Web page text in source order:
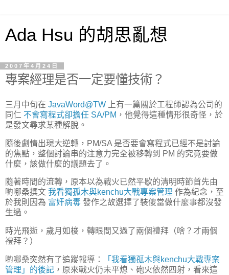
Ada Hsu 的胡思亂想
2007年4月24日
專案經理是否一定要懂技術？
三月中旬在 JavaWord@TW 上有一篇關於工程師認為公司的
同仁 不會寫程式卻擔任 SA/PM ，他覺得這種情形很奇怪，於
是發文尋求某種解脫。
隨後劇情出現大逆轉，PM/SA 是否要會寫程式已經不是討論
的焦點，整個討論串的注意力完全被移轉到 PM 的究竟要做
什麼，該做什麼的議題去了。
隨著時間的流轉，原本以為戰火已然平歇的清明時節首先由
喲哪桑撰文 我看獨孤木與kenchu大戰專案管理 作為紀念，至
於我則因為 富奸病毒 發作之故選擇了裝傻當做什麼事都沒發
生過。
時光飛逝，歲月如梭，轉眼間又過了兩個禮拜（啥？才兩個
禮拜？）
喲哪桑突然有了追蹤報導：
「我看獨孤木與kenchu大戰專案
管理」的後記 ，原來戰火仍未平熄、砲火依然四射，看來這